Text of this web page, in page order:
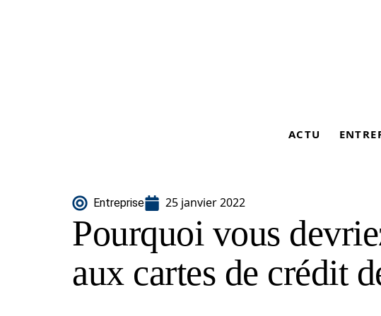
ACTU
Entreprise 25 janvier 2022
Pourquoi vous
aux cartes de crédit